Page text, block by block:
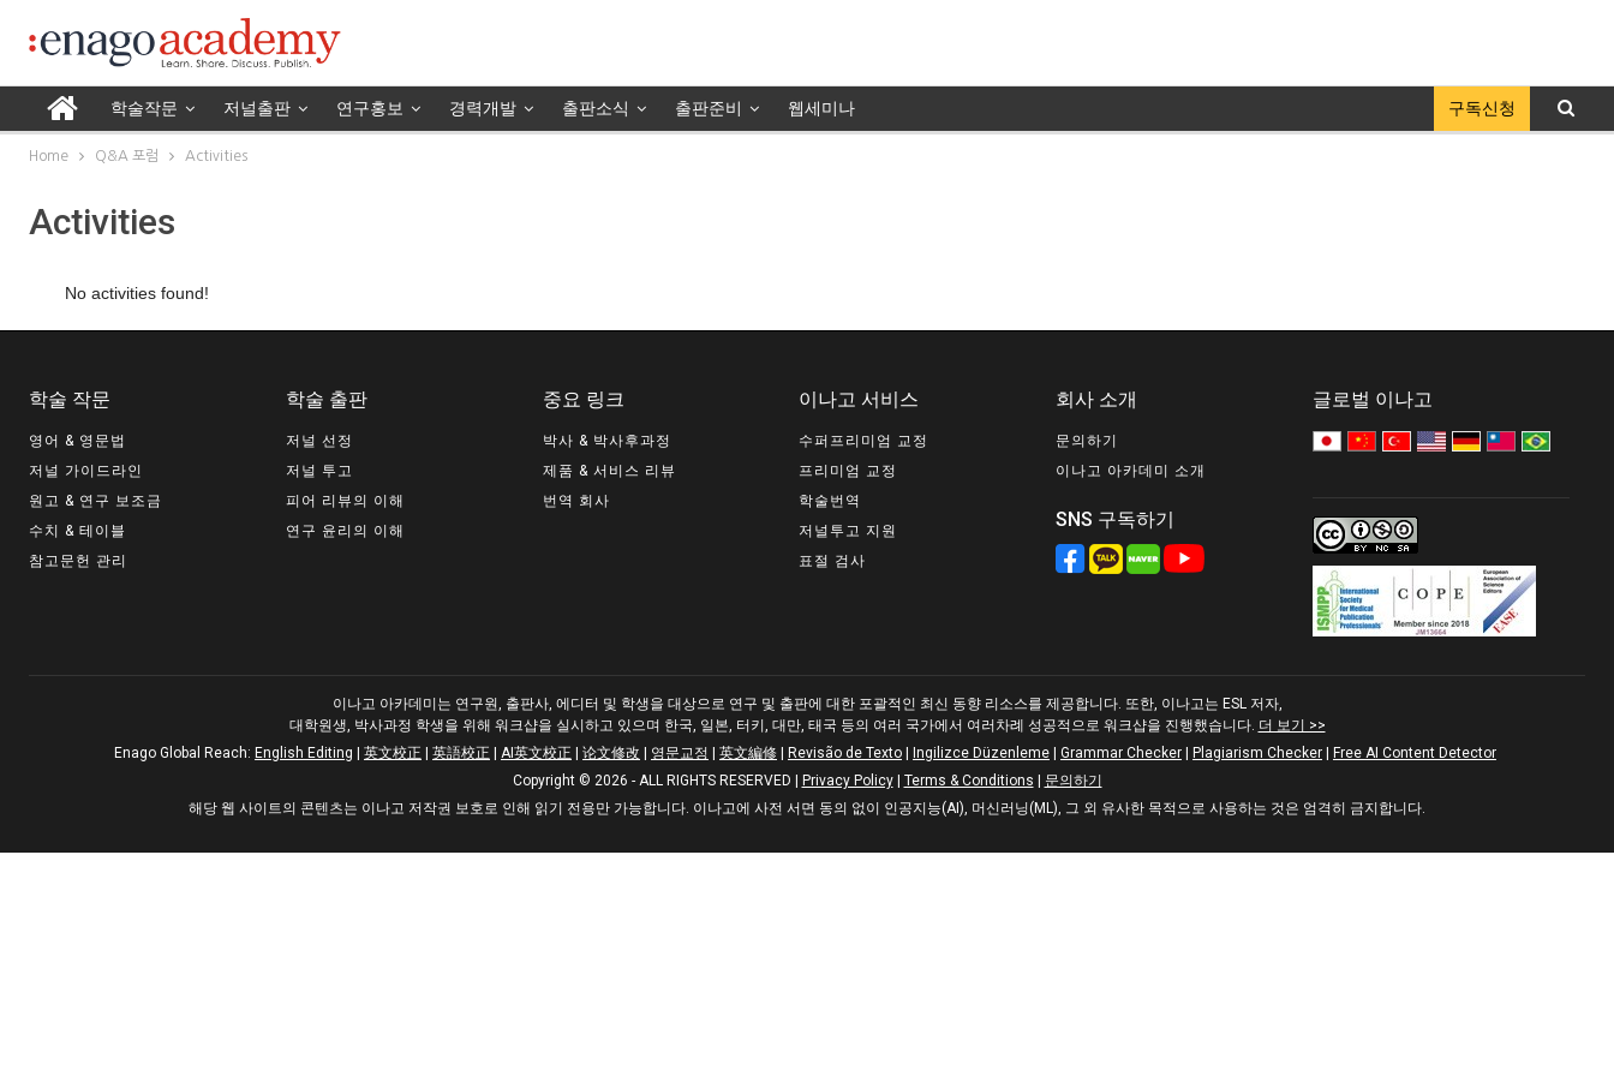
학술작문 저널출판 연구홍보 경력개발 출판소식 출판준비 웹세미나 구독신청
Home Q&A 포럼 Activities
Activities
No activities found!
학술 작문
영어 & 영문법
저널 가이드라인
원고 & 연구 보조금
수치 & 테이블
참고문헌 관리
학술 출판
저널 선정
저널 투고
피어 리뷰의 이해
연구 윤리의 이해
중요 링크
박사 & 박사후과정
제품 & 서비스 리뷰
번역 회사
이나고 서비스
수퍼프리미엄 교정
프리미엄 교정
학술번역
저널투고 지원
표절 검사
회사 소개
문의하기
이나고 아카데미 소개
SNS 구독하기
글로벌 이나고
이나고 아카데미는 연구원, 출판사, 에디터 및 학생을 대상으로 연구 및 출판에 대한 포괄적인 최신 동향 리소스를 제공합니다. 또한, 이나고는 ESL 저자,
대학원생, 박사과정 학생을 위해 워크샵을 실시하고 있으며 한국, 일본, 터키, 대만, 태국 등의 여러 국가에서 여러차례 성공적으로 워크샵을 진행했습니다. 더 보기 >>
Enago Global Reach: English Editing 英文校正 英語校正 AI英文校正 论文修改 영문교정 英文編修 Revisão de Texto Ingilizce Düzenleme Grammar Checker Plagiarism Checker
Free AI Content Detector
Copyright © 2026 - ALL RIGHTS RESERVED
Privacy Policy| Terms & Conditions
문의하기
해당 웹 사이트의 콘텐츠는 이나고 저작권 보호로 인해 읽기 전용만 가능합니다. 이나고에 사전 서면 동의 없이 인공지능(AI), 머신러닝(ML), 그 외 유사한 목적으로 사용하는 것은 엄격히 금지합니다.